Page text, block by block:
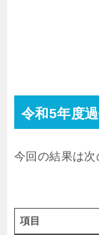
令和5年度
今回の結果は次
項目